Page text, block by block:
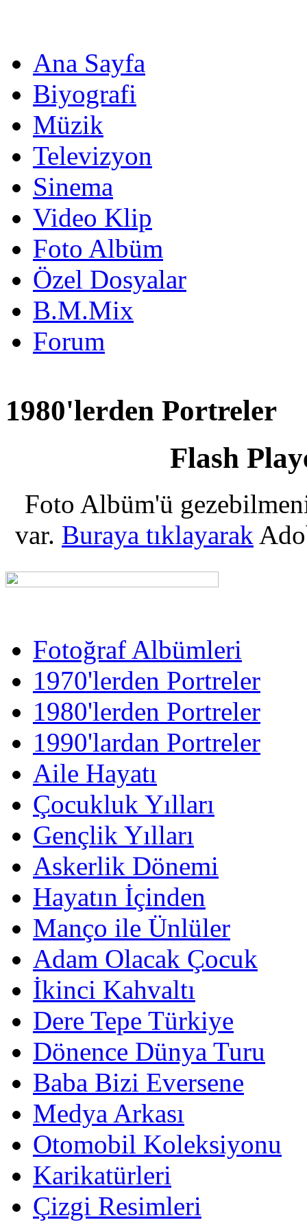
Ana Sayfa
Biyografi
Müzik
Televizyon
Sinema
Video Klip
Foto Albüm
Özel Dosyalar
B.M.Mix
Forum
1980'lerden Portreler
Flash
Foto Albüm'ü
var. Buraya tıklayarak
Fotoğraf Albümleri
1970'lerden Portreler
1980'lerden Portreler
1990'lardan Portreler
Aile Hayatı
Çocukluk Yılları
Gençlik Yılları
Askerlik Dönemi
Hayatın İçinden
Manço ile Ünlüler
Adam Olacak Çocuk
İkinci Kahvaltı
Dere Tepe Türkiye
Dönence Dünya Turu
Baba Bizi Eversene
Medya Arkası
Otomobil Koleksiyonu
Karikatürleri
Çizgi Resimleri